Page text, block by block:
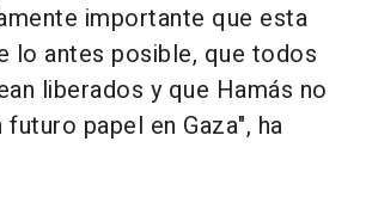
importante que esta
lo antes posible, que todos
liberados y que Hamás no
papel en Gaza", ha